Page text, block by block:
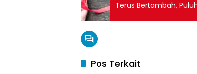
Terus Bertambah,
Pos Terkait